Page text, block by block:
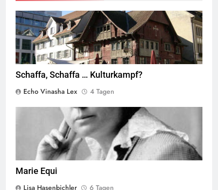
Rotes Haus, Dornbirn,Quelle© Böhringer FriedrichCC BY-SA 2.5
Wikimedia Commons
Schaffa, Schaffa … Kulturkampf?
Echo Vinasha Lex
4 Tagen
Marie Equi,Quelle
Marie Equi
Lisa Hasenbichler
6 Tagen